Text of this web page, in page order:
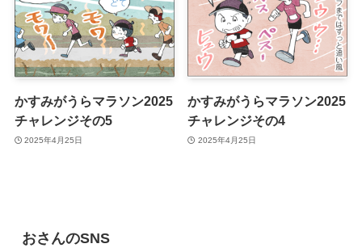
かすみがうらマラソン2025
チャレンジその5
2025年4月25日
かすみがうらマラソン2025
チャレンジその4
2025年4月25日
おさんのSNS